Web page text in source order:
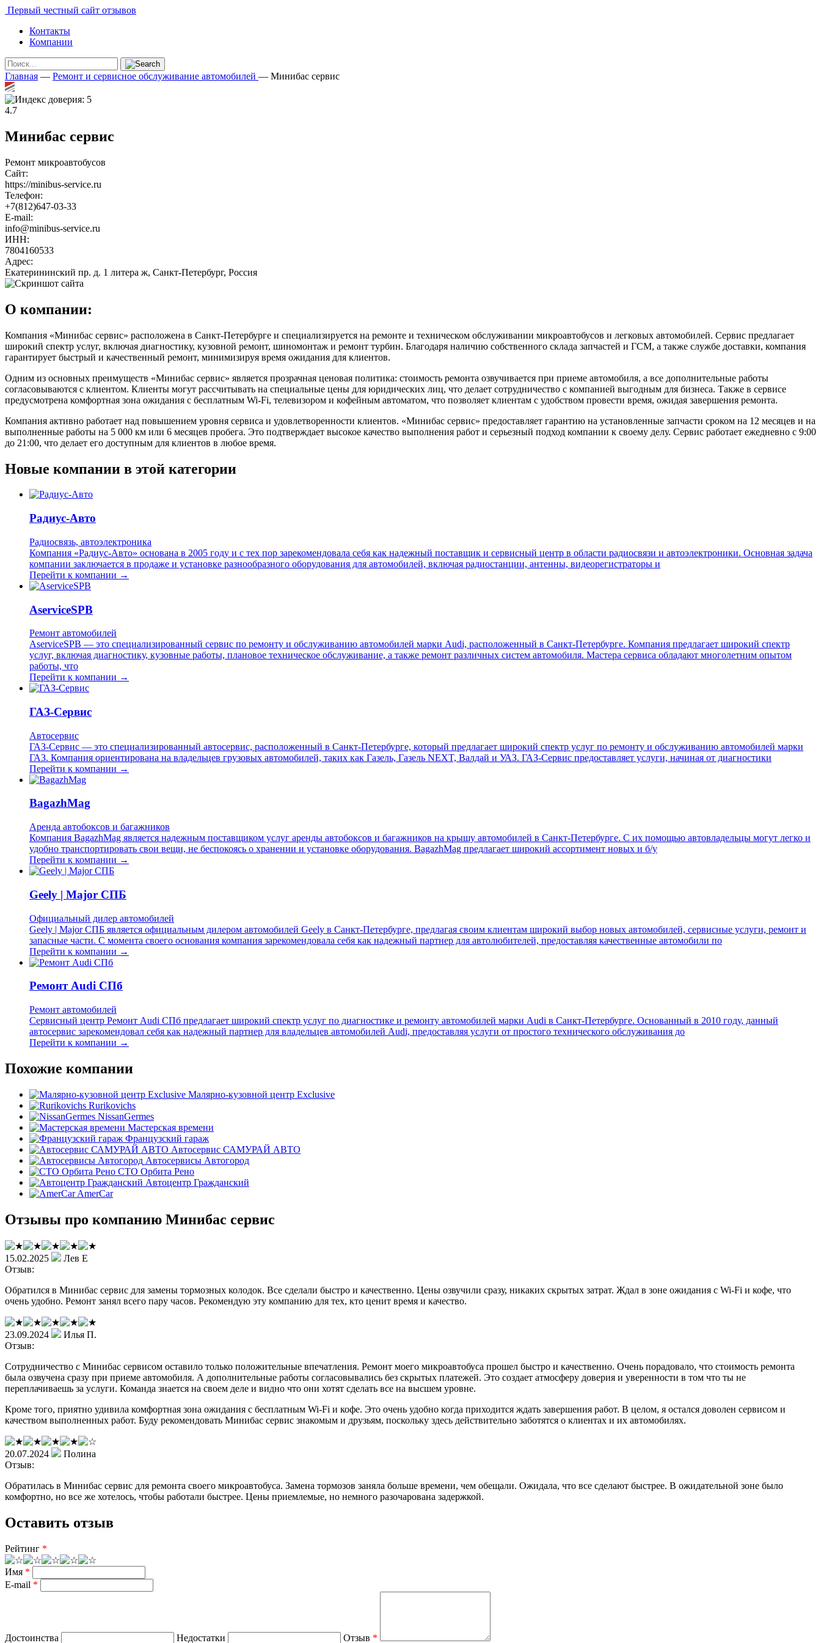
Первый честный сайт отзывов
Контакты
Компании
Главная — Ремонт и сервисное обслуживание автомобилей — Минибас сервис
4.7
Минибас сервис
Ремонт микроавтобусов
Сайт:
https://minibus-service.ru
Телефон:
+7(812)647-03-33
E-mail:
info@minibus-service.ru
ИНН:
7804160533
Адрес:
Екатерининский пр. д. 1 литера ж, Санкт-Петербург, Россия
О компании:
Компания «Минибас сервис» расположена в Санкт-Петербурге и специализируется на ремонте и техническом обслуживании микроавтобусов и легковых автомобилей. Сервис предлагает
широкий спектр услуг, включая диагностику, кузовной ремонт, шиномонтаж и ремонт турбин. Благодаря наличию собственного склада запчастей и ГСМ, а также службе доставки, компания
гарантирует быстрый и качественный ремонт, минимизируя время ожидания для клиентов.
Одним из основных преимуществ «Минибас сервис» является прозрачная ценовая политика: стоимость ремонта озвучивается при приеме автомобиля, а все дополнительные работы
согласовываются с клиентом. Клиенты могут рассчитывать на специальные цены для юридических лиц, что делает сотрудничество с компанией выгодным для бизнеса. Также в сервисе
предусмотрена комфортная зона ожидания с бесплатным Wi-Fi, телевизором и кофейным автоматом, что позволяет клиентам с удобством провести время, ожидая завершения ремонта.
Компания активно работает над повышением уровня сервиса и удовлетворенности клиентов. «Минибас сервис» предоставляет гарантию на установленные запчасти сроком на 12 месяцев и на
выполненные работы на 5 000 км или 6 месяцев пробега. Это подтверждает высокое качество выполнения работ и серьезный подход компании к своему делу. Сервис работает ежедневно с 9:00
до 21:00, что делает его доступным для клиентов в любое время.
Новые компании в этой категории
Радиус-Авто
Радиосвязь, автоэлектроника
Компания «Радиус-Авто» основана в 2005 году и с тех пор зарекомендовала себя как надежный поставщик и сервисный центр в области радиосвязи и автоэлектроники. Основная задача
компании заключается в продаже и установке разнообразного оборудования для автомобилей, включая радиостанции, антенны, видеорегистраторы и
Перейти к компании →
AserviceSPB
Ремонт автомобилей
AserviceSPB — это специализированный сервис по ремонту и обслуживанию автомобилей марки Audi, расположенный в Санкт-Петербурге. Компания предлагает широкий спектр
услуг, включая диагностику, кузовные работы, плановое техническое обслуживание, а также ремонт различных систем автомобиля. Мастера сервиса обладают многолетним опытом
работы, что
Перейти к компании →
ГАЗ-Сервис
Автосервис
ГАЗ-Сервис — это специализированный автосервис, расположенный в Санкт-Петербурге, который предлагает широкий спектр услуг по ремонту и обслуживанию автомобилей марки
ГАЗ. Компания ориентирована на владельцев грузовых автомобилей, таких как Газель, Газель NEXT, Валдай и УАЗ. ГАЗ-Сервис предоставляет услуги, начиная от диагностики
Перейти к компании →
BagazhMag
Аренда автобоксов и багажников
Компания BagazhMag является надежным поставщиком услуг аренды автобоксов и багажников на крышу автомобилей в Санкт-Петербурге. С их помощью автовладельцы могут легко и
удобно транспортировать свои вещи, не беспокоясь о хранении и установке оборудования. BagazhMag предлагает широкий ассортимент новых и б/у
Перейти к компании →
Geely | Major СПБ
Официальный дилер автомобилей
Geely | Major СПБ является официальным дилером автомобилей Geely в Санкт-Петербурге, предлагая своим клиентам широкий выбор новых автомобилей, сервисные услуги, ремонт и
запасные части. С момента своего основания компания зарекомендовала себя как надежный партнер для автолюбителей, предоставляя качественные автомобили по
Перейти к компании →
Ремонт Audi СПб
Ремонт автомобилей
Сервисный центр Ремонт Audi СПб предлагает широкий спектр услуг по диагностике и ремонту автомобилей марки Audi в Санкт-Петербурге. Основанный в 2010 году, данный
автосервис зарекомендовал себя как надежный партнер для владельцев автомобилей Audi, предоставляя услуги от простого технического обслуживания до
Перейти к компании →
Похожие компании
Малярно-кузовной центр Exclusive
Rurikovichs
NissanGermes
Мастерская времени
Французский гараж
Автосервис САМУРАЙ АВТО
Автосервисы Автогород
СТО Орбита Рено
Автоцентр Гражданский
AmerCar
Отзывы про компанию Минибас сервис
15.02.2025
Лев Е
Отзыв:
Обратился в Минибас сервис для замены тормозных колодок. Все сделали быстро и качественно. Цены озвучили сразу, никаких скрытых затрат. Ждал в зоне ожидания с Wi-Fi и кофе, что
очень удобно. Ремонт занял всего пару часов. Рекомендую эту компанию для тех, кто ценит время и качество.
23.09.2024
Илья П.
Отзыв:
Сотрудничество с Минибас сервисом оставило только положительные впечатления. Ремонт моего микроавтобуса прошел быстро и качественно. Очень порадовало, что стоимость ремонта
была озвучена сразу при приеме автомобиля. А дополнительные работы согласовывались без скрытых платежей. Это создает атмосферу доверия и уверенности в том что ты не
переплачиваешь за услуги. Команда знается на своем деле и видно что они хотят сделать все на высшем уровне.
Кроме того, приятно удивила комфортная зона ожидания с бесплатным Wi-Fi и кофе. Это очень удобно когда приходится ждать завершения работ. В целом, я остался доволен сервисом и
качеством выполненных работ. Буду рекомендовать Минибас сервис знакомым и друзьям, поскольку здесь действительно заботятся о клиентах и их автомобилях.
20.07.2024
Полина
Отзыв:
Обратилась в Минибас сервис для ремонта своего микроавтобуса. Замена тормозов заняла больше времени, чем обещали. Ожидала, что все сделают быстрее. В ожидательной зоне было
комфортно, но все же хотелось, чтобы работали быстрее. Цены приемлемые, но немного разочарована задержкой.
Оставить отзыв
Рейтинг *
Имя *
E-mail *
Достоинства Недостатки Отзыв *